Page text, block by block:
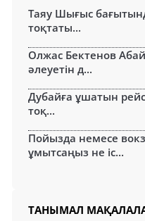
Таяу Шығыс
тоқтаты...
Олжас Бектенов
әлеуетін д...
Дубайға ұшатын
тоқ...
Пойызда немесе
ұмытсаңыз не іс...
ТАНЫМАЛ